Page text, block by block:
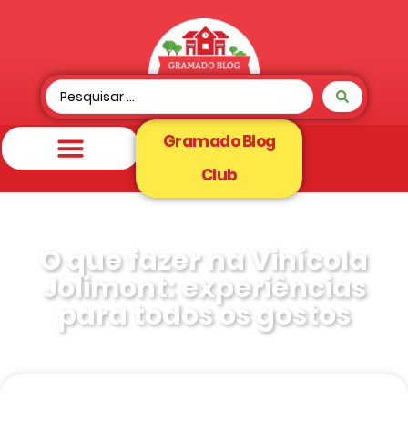
Gramado Blog
Club
O que fazer na Vinícola
Jolimont: experiências
para todos os gostos